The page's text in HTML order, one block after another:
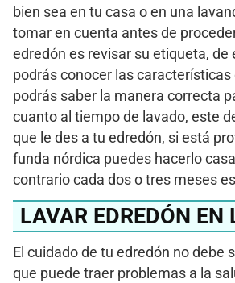
bien sea en tu casa o en una
tomar en cuenta antes de
edredón es revisar su etiqueta, de
podrás conocer las
podrás saber la manera correcta
cuanto al tiempo de lavado, este
que le des a tu edredón, si está
funda nórdica puedes hacerlo
contrario cada dos o tres meses
LAVAR EDREDÓN EN
El cuidado de tu edredón no debe
que puede traer problemas a la